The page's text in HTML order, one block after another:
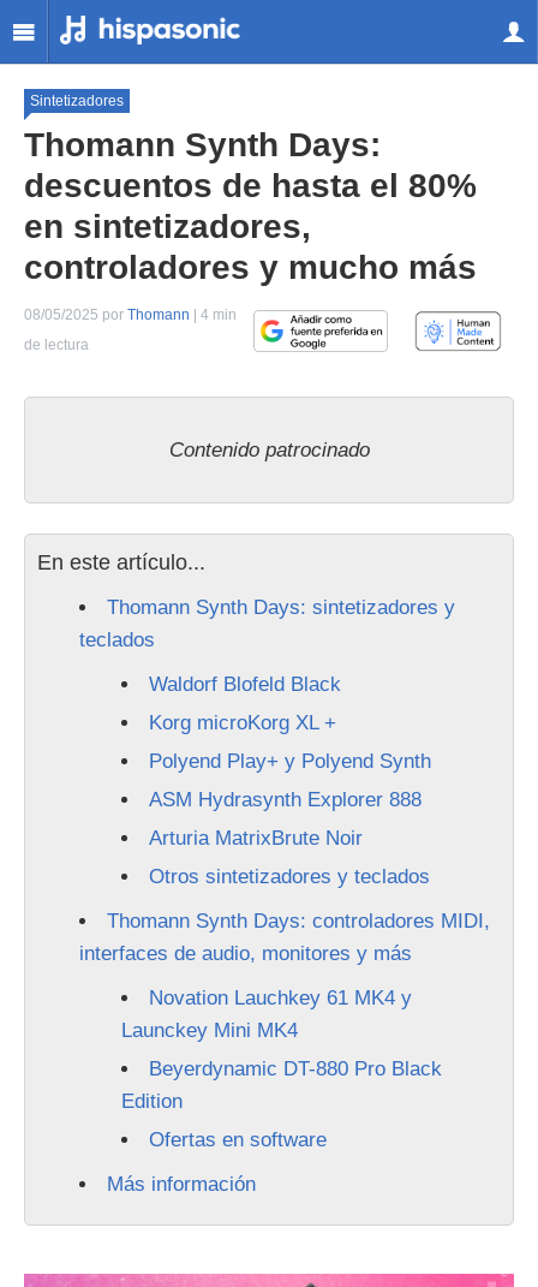
Sintetizadores
Thomann Synth Days:
descuentos de hasta el 80%
en sintetizadores,
controladores y mucho más
08/05/2025 por Thomann | 4 min
de lectura
Contenido patrocinado
En este artículo...
Thomann Synth Days: sintetizadores y
teclados
Waldorf Blofeld Black
Korg microKorg XL +
Polyend Play+ y Polyend Synth
ASM Hydrasynth Explorer 888
Arturia MatrixBrute Noir
Otros sintetizadores y teclados
Thomann Synth Days: controladores MIDI,
interfaces de audio, monitores y más
Novation Lauchkey 61 MK4 y
Launckey Mini MK4
Beyerdynamic DT-880 Pro Black
Edition
Ofertas en software
Más información